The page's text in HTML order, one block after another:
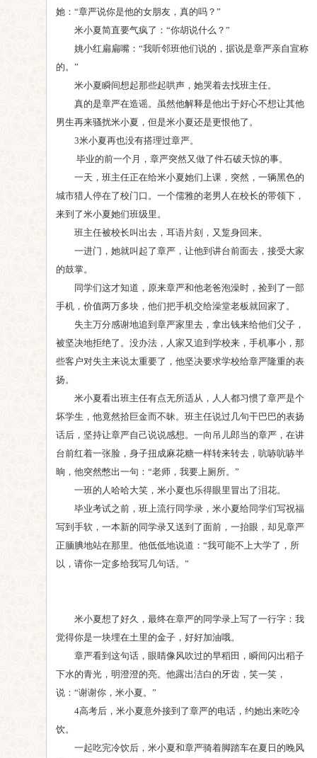
她：“章严说你是他的女朋友，真的吗？”
米小夏简直要气疯了：“你胡说什么？”
姚小红扁扁嘴：“我听邻班他们说的，据说是章严亲自宣称
的。”
米小夏瞬间想起那些起哄声，她哭着去找班主任。
真的是章严在造谣。虽然他解释是他出于好心不想让其他
男生再来骚扰米小夏，但是米小夏还是更恨他了。
3米小夏再也没有搭理过章严。
毕业的前一个月，章严突然又做了件石破天惊的事。
一天，班主任正在给米小夏她们上课，突然，一辆黑色的
城市猎人停在了校门口。一个儒雅的老男人在校长的带领下，
来到了米小夏她们班级里。
班主任被校长叫出去，耳语片刻，又踅身回来。
一进门，她就叫起了章严，让他到讲台前面去，接受大家
的鼓掌。
同学们这才知道，原来章严和他老爸泡澡时，捡到了一部
手机，价值两万多块，他们把手机交给澡堂老板就回家了。
失主万分感谢地追到章严家里去，拿出钱来给他们父子，
被坚决地拒绝了。没办法，人家又追到学校来，手机事小，那
些客户对失主来说太重要了，他坚决要求学校给章严隆重的表
扬。
米小夏看出班主任有点无所适从，人人都习惯了章严是个
坏学生，他竟然拾巨金而不昧。班主任说过几句干巴巴的表扬
话后，坚持让章严自己说说感想。一向吊儿郎当的章严，在讲
台前红着一张脸，身子扭成麻花糖一样转来转去，吭哧吭哧半
晌，他突然憋出一句：“老师，我要上厕所。”
一班的人哈哈大笑，米小夏也乐得眼里冒出了泪花。
毕业考试之前，班上流行同学录，米小夏给同学们写祝福
写到手软，一本新的同学录又送到了面前，一抬眼，却见章严
正腼腆地站在那里。他低低地说道：“我可能不上大学了，所
以，请你一定多给我写几句话。”
米小夏想了好久，最终在章严的同学录上写了一行字：我
觉得你是一块埋在土里的金子，好好加油哦。
章严看到这句话，眼睛像风吹过的早稻田，瞬间闪出稻子
下水的青光，明澄澄的亮。他露出洁白的牙齿，笑一笑，
说：“谢谢你，米小夏。”
4高考后，米小夏意外接到了章严的电话，约她出来吃冷
饮。
一起吃完冷饮后，米小夏和章严骑着脚踏车在夏日的晚风